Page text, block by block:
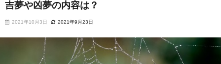
吉夢や凶夢の内容は？
2021年10月3日 2021年9月23日